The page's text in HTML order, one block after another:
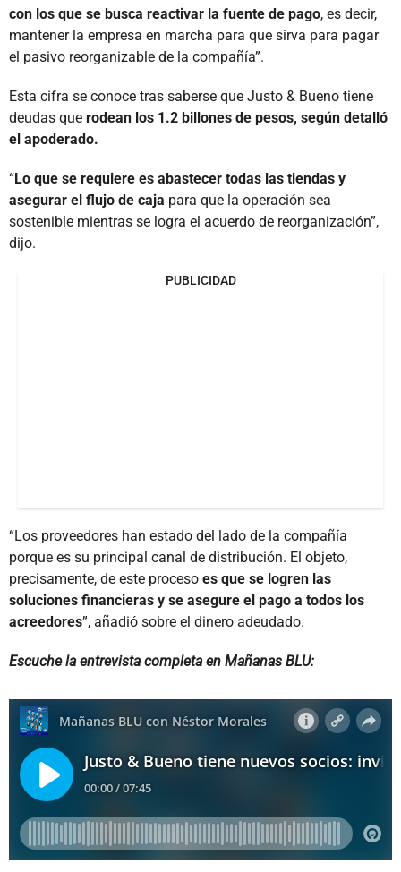
con los que se busca reactivar la fuente de pago, es decir,
mantener la empresa en marcha para que sirva para pagar
el pasivo reorganizable de la compañía”.
Esta cifra se conoce tras saberse que Justo & Bueno tiene
deudas que rodean los 1.2 billones de pesos, según detalló
el apoderado.
“Lo que se requiere es abastecer todas las tiendas y
asegurar el flujo de caja para que la operación sea
sostenible mientras se logra el acuerdo de reorganización”,
dijo.
PUBLICIDAD
“Los proveedores han estado del lado de la compañía
porque es su principal canal de distribución. El objeto,
precisamente, de este proceso es que se logren las
soluciones financieras y se asegure el pago a todos los
acreedores”, añadió sobre el dinero adeudado.
Escuche la entrevista completa en Mañanas BLU: